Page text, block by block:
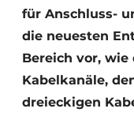
für Anschluss-
die neuesten
Bereich vor, wie
Kabelkanäle,
dreieckigen